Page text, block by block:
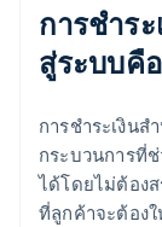
การชำร
สู่ระบบคื
การชำระเงิน
กระบวนการที่
ได้โดยไม่ต้อง
ที่ลูกค้าจะต้อง